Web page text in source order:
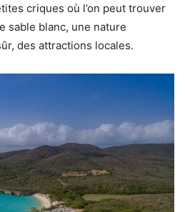
criques où l’on peut trouver
sable blanc, une nature
des attractions locales.